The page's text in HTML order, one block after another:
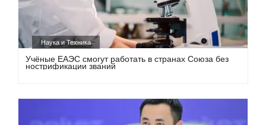
Наука и Техника
Учёные ЕАЭС смогут работать в странах Союза без
нострификации званий